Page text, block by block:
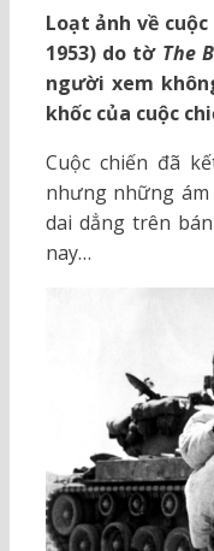
Loạt ảnh về cuộc
1953) do tờThe
người xem
khốc của cuộc
Cuộc chiến đã
nhưng những ám
dai dẳng trên
nay…